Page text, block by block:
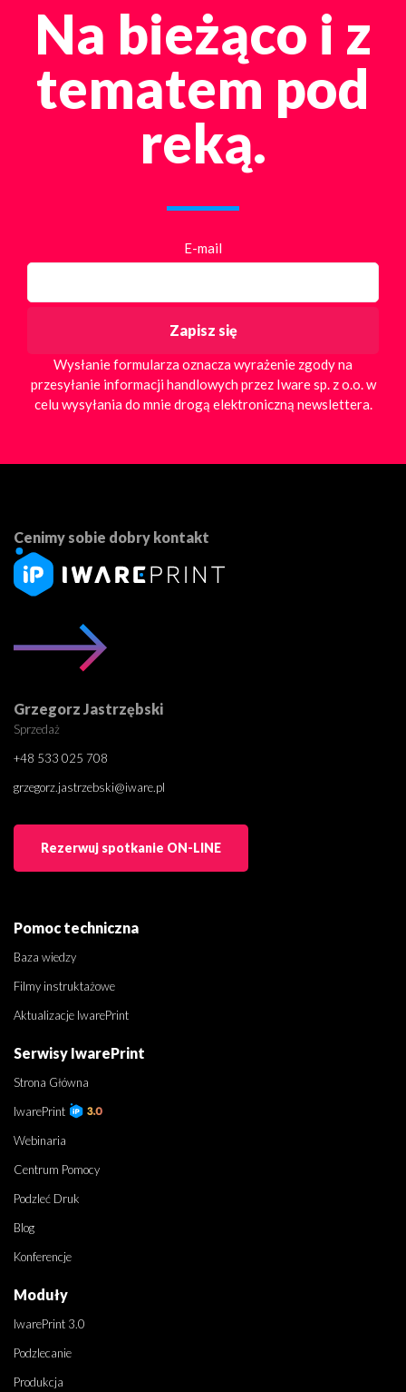
Na bieżąco i z
tematem pod
reką.
E-mail
Wysłanie formularza oznacza wyrażenie zgody na
przesyłanie informacji handlowych przez Iware sp. z o.o. w
celu wysyłania do mnie drogą elektroniczną newslettera.
Cenimy sobie dobry kontakt
Grzegorz Jastrzębski
Sprzedaż
+48 533 025 708
grzegorz.jastrzebski@iware.pl
Rezerwuj spotkanie ON-LINE
Pomoc techniczna
Baza wiedzy
Filmy instruktażowe
Aktualizacje IwarePrint
Serwisy IwarePrint
Strona Główna
IwarePrint
Webinaria
Centrum Pomocy
Podzleć Druk
Blog
Konferencje
Moduły
IwarePrint 3.0
Podzlecanie
Produkcja